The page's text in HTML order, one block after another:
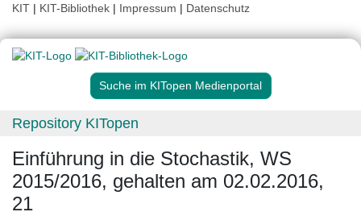
KIT | KIT-Bibliothek | Impressum | Datenschutz
Suche im KITopen Medienportal
Repository KITopen
Einführung in die Stochastik, WS
2015/2016, gehalten am 02.02.2016,
21